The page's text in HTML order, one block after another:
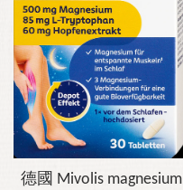
德國 Mivolis magnesium